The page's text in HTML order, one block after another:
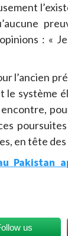
: «
l’ancien
le système
encontre,
en tête
Pakistan
us